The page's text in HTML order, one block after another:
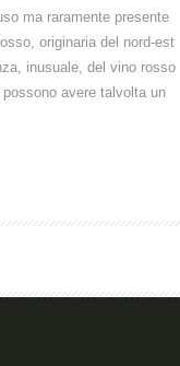
ma raramente presente
originaria del nord-est
inusuale, del vino rosso
avere talvolta un